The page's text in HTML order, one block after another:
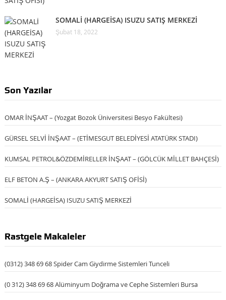
SOMALİ (HARGEİSA) ISUZU SATIŞ MERKEZİ
Şubat 18, 2022
Son Yazılar
OMAR İNŞAAT – (Yozgat Bozok Üniversitesi Besyo Fakültesi)
GÜRSEL SELVİ İNŞAAT – (ETİMESGUT BELEDİYESİ ATATÜRK STADI)
KUMSAL PETROL&ÖZDEMİRELLER İNŞAAT – (GÖLCÜK MİLLET BAHÇESİ)
ELF BETON A.Ş – (ANKARA AKYURT SATIŞ OFİSİ)
SOMALİ (HARGEİSA) ISUZU SATIŞ MERKEZİ
Rastgele Makaleler
(0312) 348 69 68 Spider Cam Giydirme Sistemleri Tunceli
(0 312) 348 69 68 Alüminyum Doğrama ve Cephe Sistemleri Bursa